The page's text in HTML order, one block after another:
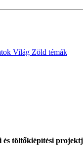
Világ Zöld témák
töltőkiépítési